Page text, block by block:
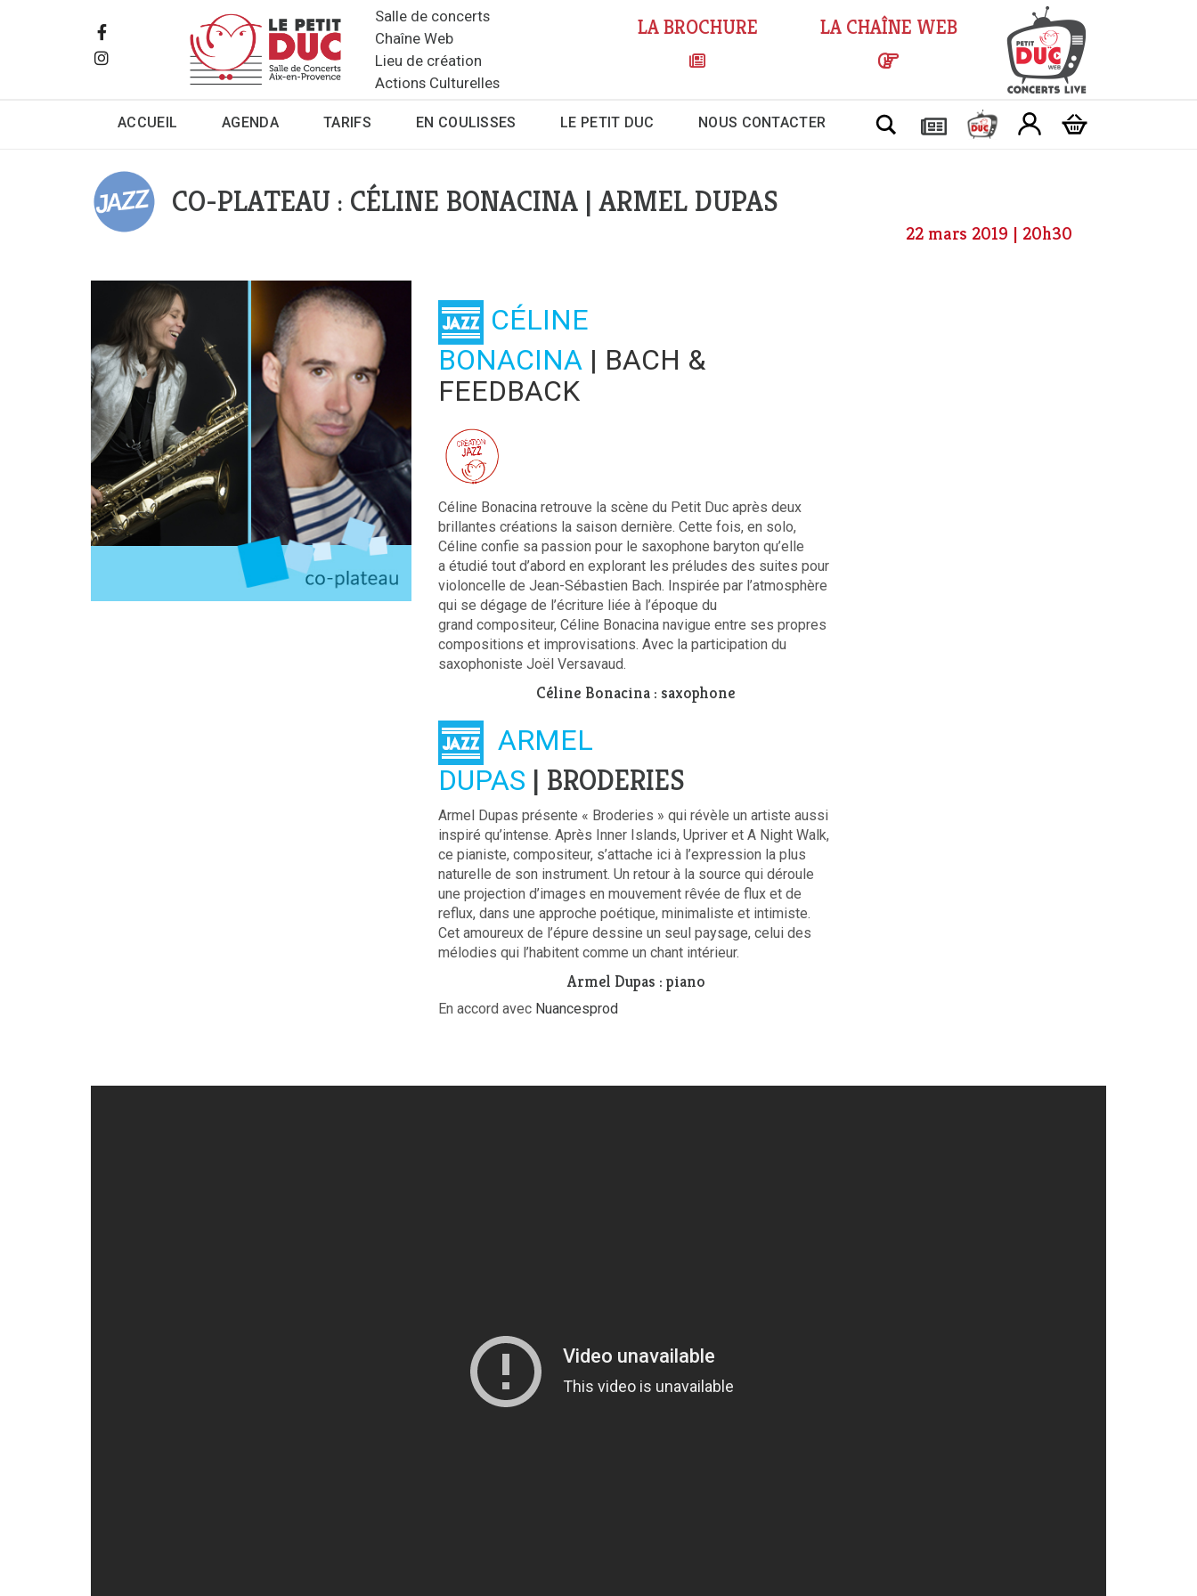
Salle de concerts
Chaîne Web
Lieu de création
Actions Culturelles
LA BROCHURE LA CHAÎNE WEB
ACCUEIL AGENDA TARIFS EN COULISSES LE PETIT DUC NOUS CONTACTER Chercher
CO-PLATEAU : CÉLINE BONACINA | ARMEL DUPAS
22 mars 2019 | 20h30
CÉLINE
BONACINA | BACH &
FEEDBACK
Céline Bonacina retrouve la scène du Petit Duc après deux
brillantes créations la saison dernière. Cette fois, en solo,
Céline confie sa passion pour le saxophone baryton qu’elle
a étudié tout d’abord en explorant les préludes des suites pour
violoncelle de Jean-Sébastien Bach. Inspirée par l’atmosphère
qui se dégage de l’écriture liée à l’époque du
grand compositeur, Céline Bonacina navigue entre ses propres
compositions et improvisations. Avec la participation du
saxophoniste Joël Versavaud.
Céline Bonacina : saxophone
ARMEL
DUPAS | BRODERIES
Armel Dupas présente « Broderies » qui révèle un artiste aussi
inspiré qu’intense. Après Inner Islands, Upriver et A Night Walk,
ce pianiste, compositeur, s’attache ici à l’expression la plus
naturelle de son instrument. Un retour à la source qui déroule
une projection d’images en mouvement rêvée de flux et de
reflux, dans une approche poétique, minimaliste et intimiste.
Cet amoureux de l’épure dessine un seul paysage, celui des
mélodies qui l’habitent comme un chant intérieur.
Armel Dupas : piano
En accord avec Nuancesprod